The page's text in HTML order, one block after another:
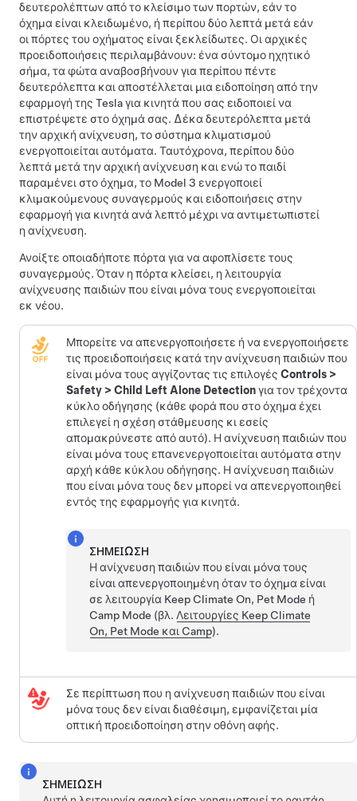
δευτερολέπτων από το κλείσιμο των πορτών, εάν το
όχημα είναι κλειδωμένο, ή περίπου δύο λεπτά μετά εάν
οι πόρτες του οχήματος είναι ξεκλείδωτες. Οι αρχικές
προειδοποιήσεις περιλαμβάνουν: ένα σύντομο ηχητικό
σήμα, τα φώτα αναβοσβήνουν για περίπου πέντε
δευτερόλεπτα και αποστέλλεται μια ειδοποίηση από την
εφαρμογή της Tesla για κινητά που σας ειδοποιεί να
επιστρέψετε στο όχημά σας. Δέκα δευτερόλεπτα μετά
την αρχική ανίχνευση, το σύστημα κλιματισμού
ενεργοποιείται αυτόματα. Ταυτόχρονα, περίπου δύο
λεπτά μετά την αρχική ανίχνευση και ενώ το παιδί
παραμένει στο όχημα, το Model 3 ενεργοποιεί
κλιμακούμενους συναγερμούς και ειδοποιήσεις στην
εφαρμογή για κινητά ανά λεπτό μέχρι να αντιμετωπιστεί
η ανίχνευση.
Ανοίξτε οποιαδήποτε πόρτα για να αφοπλίσετε τους
συναγερμούς. Όταν η πόρτα κλείσει, η λειτουργία
ανίχνευσης παιδιών που είναι μόνα τους ενεργοποιείται
εκ νέου.
Μπορείτε να απενεργοποιήσετε ή να ενεργοποιήσετε
τις προειδοποιήσεις κατά την ανίχνευση παιδιών που
είναι μόνα τους αγγίζοντας τις επιλογέςControls >
Safety >Child Left Alone Detectionγια τον τρέχοντα
κύκλο οδήγησης (κάθε φορά που στο όχημα έχει
επιλεγεί η σχέση στάθμευσης κι εσείς
απομακρύνεστε από αυτό). Η ανίχνευση παιδιών που
είναι μόνα τους επανενεργοποιείται αυτόματα στην
αρχή κάθε κύκλου οδήγησης. Η ανίχνευση παιδιών
που είναι μόνα τους δεν μπορεί να απενεργοποιηθεί
εντός της εφαρμογής για κινητά.
ΣΗΜΕΊΩΣΗ
Η ανίχνευση παιδιών που είναι μόνα τους
είναι απενεργοποιημένη όταν το όχημα είναι
σε λειτουργία Keep Climate On, Pet Mode ή
Camp Mode (βλ. Λειτουργίες Keep Climate
On, Pet Mode και Camp).
Σε περίπτωση που η ανίχνευση παιδιών που είναι
μόνα τους δεν είναι διαθέσιμη, εμφανίζεται μία
οπτική προειδοποίηση στην οθόνη αφής.
ΣΗΜΕΊΩΣΗ